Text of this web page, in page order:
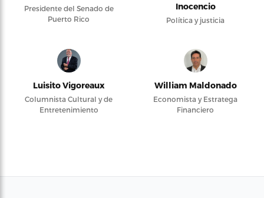
Presidente del Senado de
Puerto Rico
Inocencio
Política y justicia
Luisito Vigoreaux
Columnista Cultural y de
Entretenimiento
William Maldonado
Economista y Estratega
Financiero